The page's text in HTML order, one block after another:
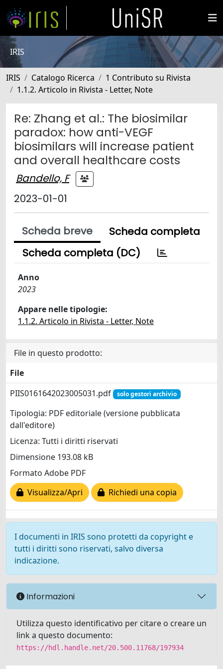
IRIS
IRIS Catalogo Ricerca
1 Contributo su Rivista
1.1.2. Articolo in Rivista - Letter, Note
Re: Zhang et al.: The biosimilar
paradox: how anti-VEGF
biosimilars will increase patient
and overall healthcare costs
Bandello, F
2023-01-01
Scheda breve
Scheda completa
Scheda completa (DC)
Anno
2023
Appare nelle tipologie:
1.1.2. Articolo in Rivista - Letter, Note
File in questo prodotto:
File
PIIS0161642023005031.pdf
solo gestori archivio
Tipologia: PDF editoriale (versione pubblicata
dall'editore)
Licenza: Tutti i diritti riservati
Dimensione 193.08 kB
Formato Adobe PDF
Visualizza/Apri
Richiedi una copia
I documenti in IRIS sono protetti da copyright e
tutti i diritti sono riservati, salvo diversa
indicazione.
Informazioni
Utilizza questo identificativo per citare o creare un
link a questo documento:
https://hdl.handle.net/20.500.11768/197934